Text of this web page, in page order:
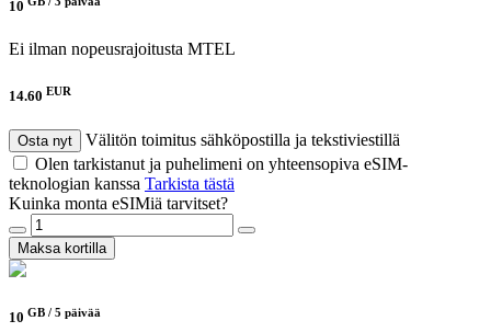
10
Ei ilman nopeusrajoitusta MTEL
14.60 EUR
Osta nyt
Välitön toimitus sähköpostilla ja tekstiviestillä
Olen tarkistanut ja puhelimeni on yhteensopiva eSIM-
teknologian kanssa Tarkista tästä
Kuinka monta eSIMiä tarvitset?
Maksa kortilla
10 GB / 5 päivää